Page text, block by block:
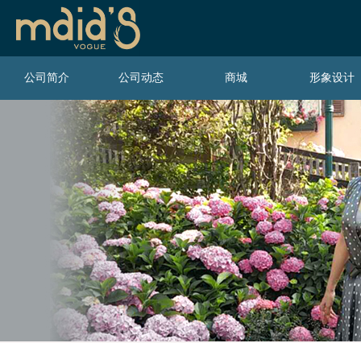
公司简介 公司动态 商城 形象设计